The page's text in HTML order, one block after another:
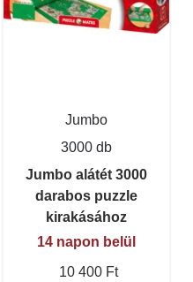
Jumbo
3000 db
Jumbo alátét 3000
darabos puzzle
kirakásához
14 napon belül
10 400 Ft